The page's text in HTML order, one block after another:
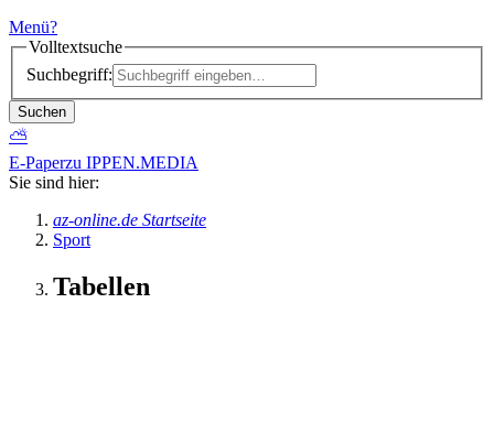
Menü?
Volltextsuche
Suchbegriff:
Suchen
⛅
E-Paperzu IPPEN.MEDIA
Sie sind hier:
az-online.de Startseite
Sport
Tabellen